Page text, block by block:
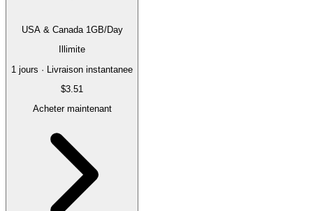
USA & Canada 1GB/Day
Illimite
1 jours · Livraison instantanee
$3.51
Acheter maintenant